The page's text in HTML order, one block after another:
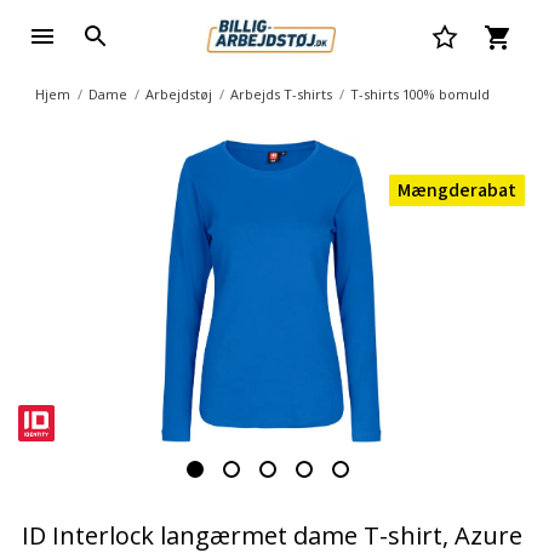
Hjem Dame Arbejdstøj Arbejds T-shirts T-shirts 100% bomuld
Mængderabat
ID Interlock langærmet dame T-shirt, Azure